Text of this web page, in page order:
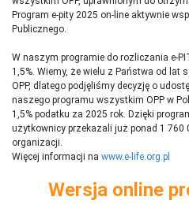
Program e-pity 2025 on-line aktywnie
Publicznego.
W naszym programie do rozliczania e-
1,5%. Wiemy, że wielu z Państwa od lat
OPP, dlatego podjęliśmy decyzję o
naszego programu wszystkim OPP w
1,5% podatku za 2025 rok. Dzięki
użytkownicy przekazali już ponad 1 760
organizacji.
Więcej informacji na www.e-life.org.pl
Wersja online